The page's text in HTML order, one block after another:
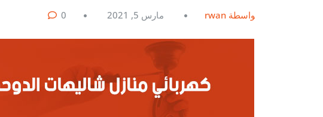
بواسطة rwan مارس 5, 2021 0